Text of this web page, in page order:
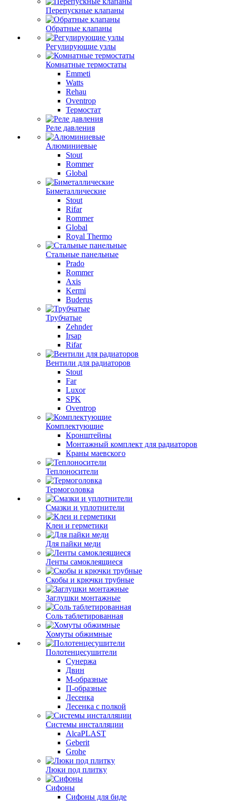
Перепускные клапаны
Обратные клапаны
Регулирующие узлы
Комнатные термостаты
Emmeti
Watts
Rehau
Oventrop
Термостат
Реле давления
Алюминиевые
Stout
Rommer
Global
Биметаллические
Stout
Rifar
Rommer
Global
Royal Thermo
Стальные панельные
Prado
Rommer
Axis
Kermi
Buderus
Трубчатые
Zehnder
Irsap
Rifar
Вентили для радиаторов
Stout
Far
Luxor
SPK
Oventrop
Комплектующие
Кронштейны
Монтажный комплект для радиаторов
Краны маевского
Теплоносители
Термоголовка
Смазки и уплотнители
Клеи и герметики
Для пайки меди
Ленты самоклеящиеся
Скобы и крючки трубные
Заглушки монтажные
Соль таблетированная
Хомуты обжимные
Полотенцесушители
Сунержа
Двин
М-образные
П-образные
Лесенка
Лесенка с полкой
Системы инсталляции
AlcaPLAST
Geberit
Grohe
Люки под плитку
Сифоны
Сифoны для биде